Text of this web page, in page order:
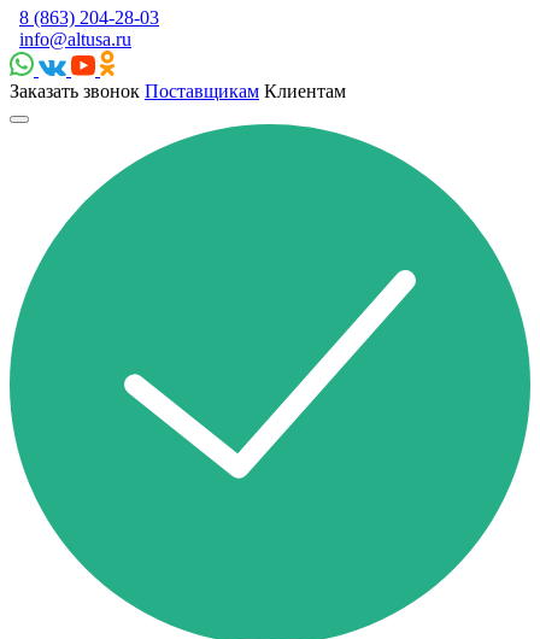
8 (863) 204-28-03
info@altusa.ru
Заказать звонок Поставщикам Клиентам